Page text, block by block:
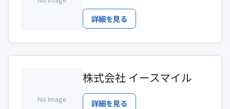
詳細を見る
No Image
株式会社 イースマイル
詳細を見る